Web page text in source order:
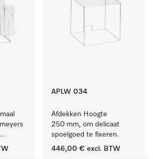
APLW 034
Afdekken Hoogte
250 mm, om delicaat
spoelgoed te fixeren.
446,00 € excl. BTW